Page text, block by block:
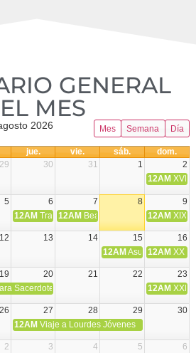
GENERAL
MES​
Mes Semana Día
2026
jue. vie. sáb.
dom.
29 30 31 1
2
12AM XVIII
5 6 7 8
9
a Japón.
12AM Transfiguración del Señor
12AM Beatos Cruz Laplana,
12AM XIX
12 13 14 15
16
12AM Asunción de la
12AM XX
19 20 21 22
23
Sacerdotes. Priego. 12AM XXI
26 27 28 29
30
12AM Viaje a Lourdes Jóvenes
2 3 4 5 6